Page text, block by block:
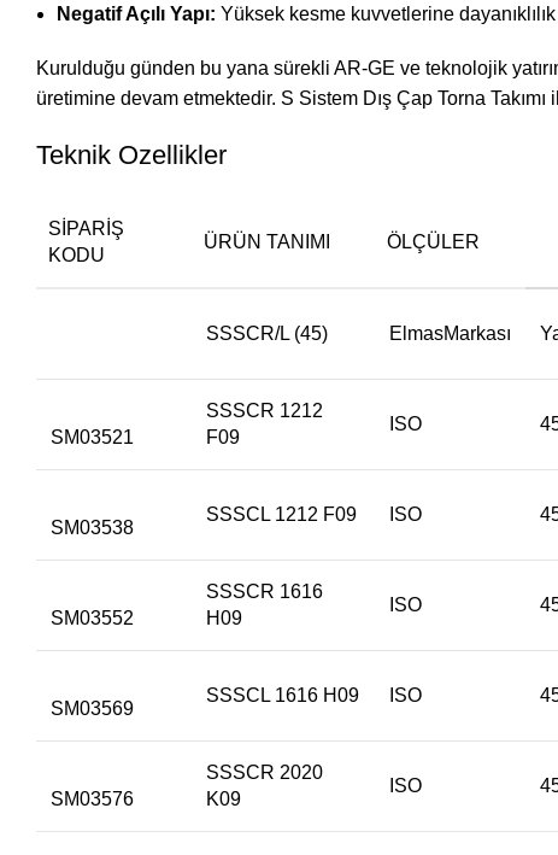
Negatif Açılı Yapı: Yüksek kesme kuvvetlerine
Kurulduğu günden bu yana sürekli AR-GE ve teknolojik
üretimine devam etmektedir. S Sistem Dış Çap Torna
Teknik Ozellikler
SIPARIŞ
KODU
ÜRÜN TANIMI ÖLÇÜLER
SSSCR/L (45) ElmasMarkası
SM03521
SSSCR 1212
F09
ISO
SM03538
SSSCL 1212 F09 ISO
SM03552
SSSCR 1616
H09
ISO
SM03569
SSSCL 1616 H09 ISO
SM03576
SSSCR 2020
K09
ISO